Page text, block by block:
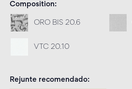
Composition
ORO BIS 20.6
VTC 20.10
Rejunte recomendado